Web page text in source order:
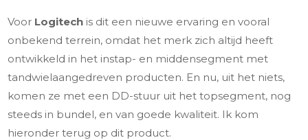
Voor Logitech is dit een nieuwe ervaring en vooral
onbekend terrein, omdat het merk zich altijd heeft
ontwikkeld in het instap- en middensegment met
tandwielaangedreven producten. En nu, uit het niets,
komen ze met een DD-stuur uit het topsegment, nog
steeds in bundel, en van goede kwaliteit. Ik kom
hieronder terug op dit product.